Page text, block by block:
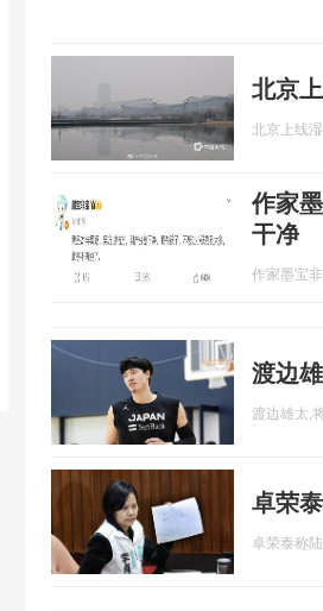
北京
北京上线
作家
干净
作家墨宝
渡边
渡边雄太,
卓荣
卓荣泰称